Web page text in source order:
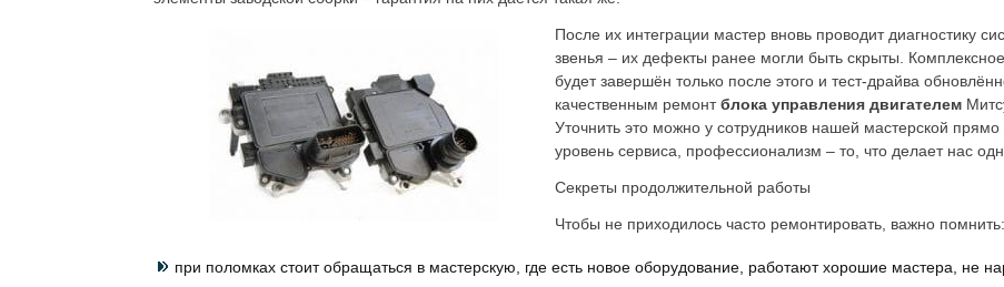
После их интеграции мастер вновь проводит диагностику
звенья – их дефекты ранее могли быть скрыты.
будет завершён только после этого и тест-драйва
качественным ремонтблока управления двигателем
Уточнить это можно у сотрудников нашей мастерской
уровень сервиса, профессионализм – то, что делает нас
Секреты продолжительной работы
Чтобы не приходилось часто ремонтировать, важно помнить:
при поломках стоит обращаться в мастерскую, где есть новое оборудование, работают хорошие мастера, не